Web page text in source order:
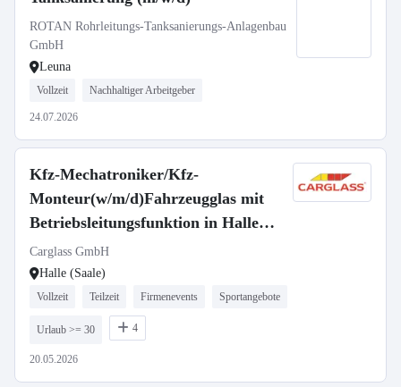
ROTAN Rohrleitungs-Tanksanierungs-Anlagenbau
GmbH
Leuna
Vollzeit Nachhaltiger Arbeitgeber
24.07.2026
Kfz-Mechatroniker/Kfz-
Monteur(w/m/d)Fahrzeugglas mit
Betriebsleitungsfunktion in Halle
-118
Carglass GmbH
Halle (Saale)
Vollzeit Teilzeit Firmenevents Sportangebote
Urlaub >= 30 4
20.05.2026